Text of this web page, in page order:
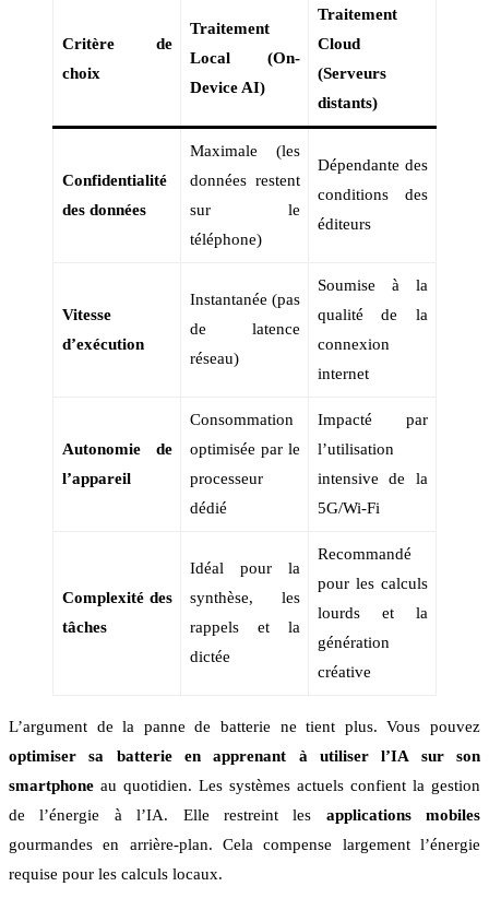
Critère de
choix
Traitement
Local (On-
Device AI)
Traitement
Cloud
(Serveurs
distants)
Confidentialité
des données
Maximale (les
données restent
sur le
téléphone)
Dépendante des
conditions des
éditeurs
Vitesse
d’exécution
Instantanée (pas
de latence
réseau)
Soumise à la
qualité de la
connexion
internet
Autonomie de
l’appareil
Consommation
optimisée par le
processeur
dédié
Impacté par
l’utilisation
intensive de la
5G/Wi-Fi
Complexité des
tâches
Idéal pour la
synthèse, les
rappels et la
dictée
Recommandé
pour les calculs
lourds et la
génération
créative
L’argument de la panne de batterie ne tient plus. Vous pouvez
optimiser sa batterie en apprenant à utiliser l’IA sur son
smartphone au quotidien. Les systèmes actuels confient la gestion
de l’énergie à l’IA. Elle restreint les applications mobiles
gourmandes en arrière-plan. Cela compense largement l’énergie
requise pour les calculs locaux.